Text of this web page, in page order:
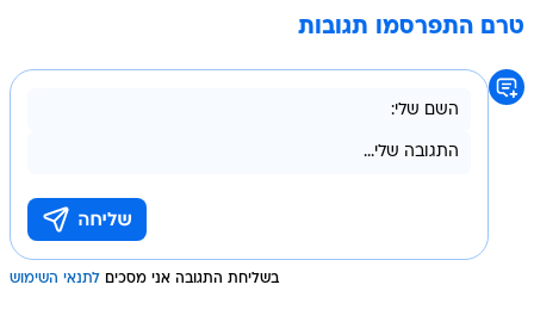
טרם התפרסמו תגובות
בשליחת התגובה אני מסכים לתנאי השימוש